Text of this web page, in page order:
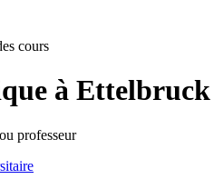
cours
à Ettelbruck
professeur